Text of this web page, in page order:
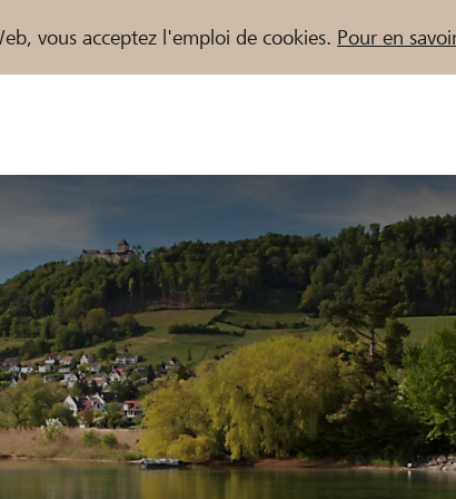
vous acceptez l'emploi de cookies. Pour en